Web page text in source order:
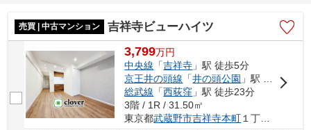
売買 | 中古マンション 吉祥寺ビューハイツ
3,799万円
中央線 「吉祥寺 」駅 徒歩5分
京王井の頭線 「井の頭公園 」駅 徒歩14分
総武線 「西荻窪 」駅 徒歩23分
3階 / 1R / 31.50㎡
東京都武蔵野市吉祥寺本町 １丁目30-7